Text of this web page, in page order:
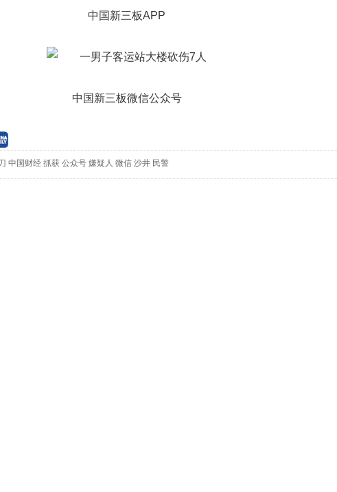
中国新三板APP
中国新三板微信公众号
中国财经 抓获 公众号 嫌疑人 微信 沙井 民警